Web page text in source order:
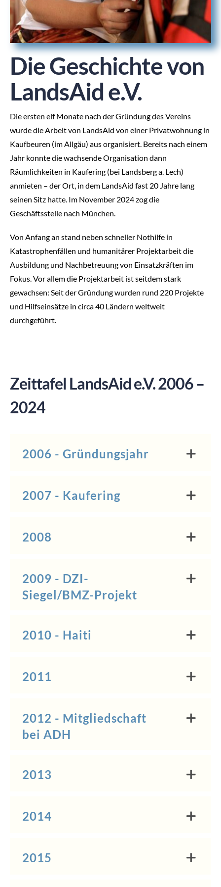
SPENDEN
Die Geschichte von
LandsAid e.V.
Die ersten elf Monate nach der Gründung des Vereins
wurde die Arbeit von LandsAid von einer Privatwohnung in
Kaufbeuren (im Allgäu) aus organisiert. Bereits nach einem
Jahr konnte die wachsende Organisation dann
Räumlichkeiten in Kaufering (bei Landsberg a. Lech)
anmieten – der Ort, in dem LandsAid fast 20 Jahre lang
seinen Sitz hatte. Im November 2024 zog die
Geschäftsstelle nach München.
Von Anfang an stand neben schneller Nothilfe in
Katastrophenfällen und humanitärer Projektarbeit die
Ausbildung und Nachbetreuung von Einsatzkräften im
Fokus. Vor allem die Projektarbeit ist seitdem stark
gewachsen: Seit der Gründung wurden rund 220 Projekte
und Hilfseinsätze in circa 40 Ländern weltweit
durchgeführt.
Zeittafel LandsAid e.V. 2006 –
2024
2006 - Gründungsjahr
2007 - Kaufering
2008
2009 - DZI-
Siegel/BMZ-Projekt
2010 - Haiti
2011
2012 - Mitgliedschaft
bei ADH
2013
2014
2015